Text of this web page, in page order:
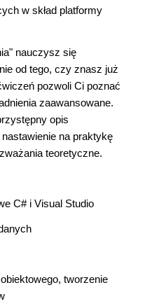
w skład platformy
nauczysz się
od tego, czy znasz już
pozwoli Ci poznać
zaawansowane.
opis
na praktykę
teoretyczne.
C# i Visual Studio
tworzenie